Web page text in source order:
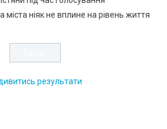
міста ніяк не вплине на рівень життя
результати